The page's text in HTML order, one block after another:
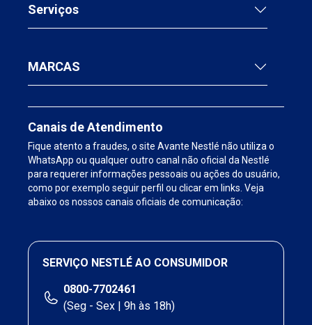
Serviços
MARCAS
Canais de Atendimento
Fique atento a fraudes, o site Avante Nestlé não utiliza o
WhatsApp ou qualquer outro canal não oficial da Nestlé
para requerer informações pessoais ou ações do usuário,
como por exemplo seguir perfil ou clicar em links. Veja
abaixo os nossos canais oficiais de comunicação:
SERVIÇO NESTLÉ AO CONSUMIDOR
0800-7702461
(Seg - Sex | 9h às 18h)